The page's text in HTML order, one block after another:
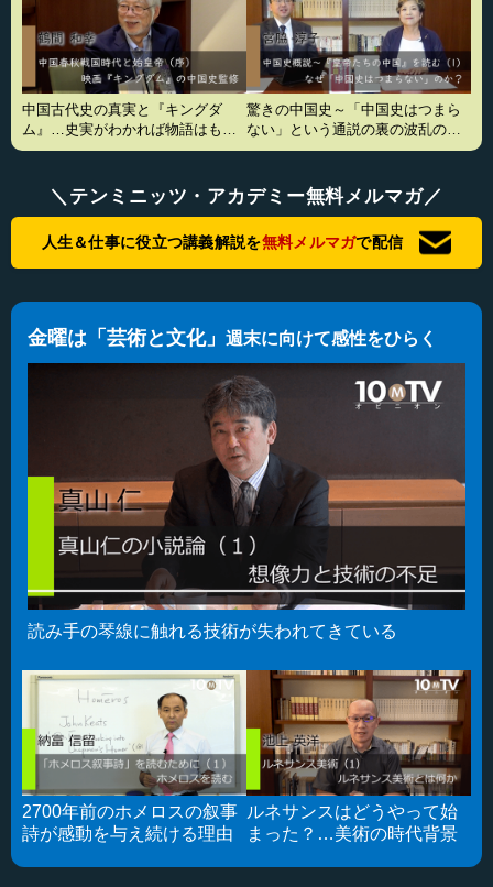
中国古代史の真実と『キングダ
ム』…史実がわかれば物語はもっ
と面白い
驚きの中国史～「中国史はつまら
ない」という通説の裏の波乱の真
実
＼テンミニッツ・アカデミー無料メルマガ／
人生＆仕事に役立つ講義解説を無料メルマガで配信
金曜は「芸術と文化」 週末に向けて感性をひらく
読み手の琴線に触れる技術が失われてきている
2700年前のホメロスの叙事
詩が感動を与え続ける理由
ルネサンスはどうやって始
まった？…美術の時代背景